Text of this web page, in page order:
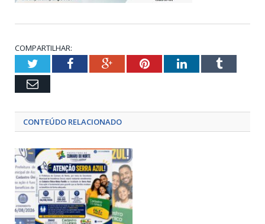
COMPARTILHAR:
TwitterFacebookGoogle+PinterestLinkedInTumblr
Email
CONTEÚDO RELACIONADO